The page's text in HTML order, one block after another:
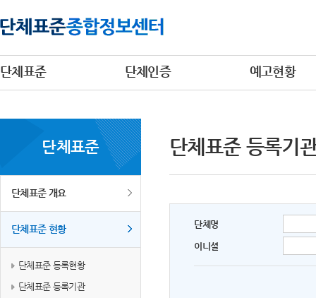
단체표준 단체인증 예고현황
단체표준
단체표준 개요
단체표준 현황
단체표준 등록현황
단체표준 등록기관
단체표준 등록기
단체명
이니셜